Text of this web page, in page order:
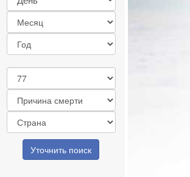
Уточнить поиск